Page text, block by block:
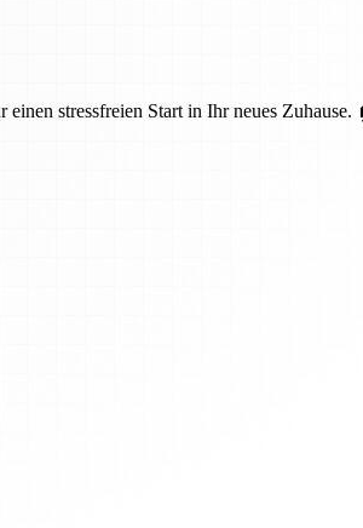
stressfreien Start in Ihr neues Zuhause.